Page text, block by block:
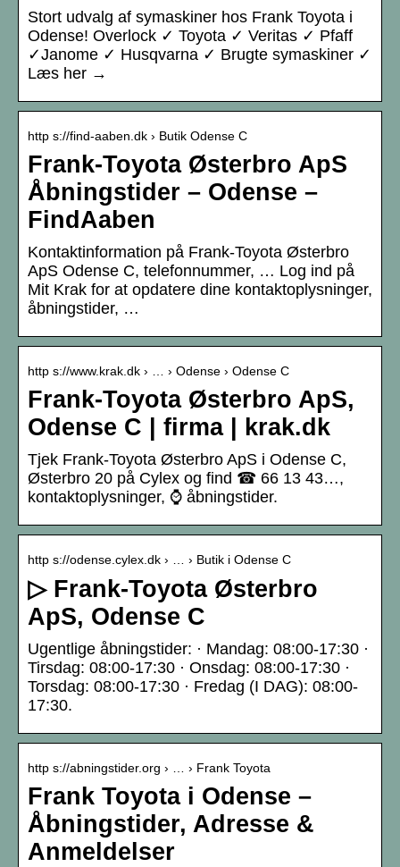
Stort udvalg af symaskiner hos Frank Toyota i
Odense! Overlock ✓ Toyota ✓ Veritas ✓ Pfaff
✓Janome ✓ Husqvarna ✓ Brugte symaskiner ✓
Læs her →
http s://find-aaben.dk › Butik Odense C
Frank-Toyota Østerbro ApS
Åbningstider – Odense –
FindAaben
Kontaktinformation på Frank-Toyota Østerbro
ApS Odense C, telefonnummer, … Log ind på
Mit Krak for at opdatere dine kontaktoplysninger,
åbningstider, …
http s://www.krak.dk › … › Odense › Odense C
Frank-Toyota Østerbro ApS,
Odense C | firma | krak.dk
Tjek Frank-Toyota Østerbro ApS i Odense C,
Østerbro 20 på Cylex og find ☎ 66 13 43…,
kontaktoplysninger, ⌚ åbningstider.
http s://odense.cylex.dk › … › Butik i Odense C
▷ Frank-Toyota Østerbro
ApS, Odense C
Ugentlige åbningstider: · Mandag: 08:00-17:30 ·
Tirsdag: 08:00-17:30 · Onsdag: 08:00-17:30 ·
Torsdag: 08:00-17:30 · Fredag (I DAG): 08:00-
17:30.
http s://abningstider.org › … › Frank Toyota
Frank Toyota i Odense –
Åbningstider, Adresse &
Anmeldelser